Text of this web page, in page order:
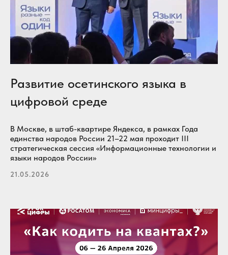
Развитие осетинского языка в
цифровой среде
В Москве, в штаб-квартире Яндекса, в рамках Года
единства народов России 21–22 мая проходит III
стратегическая сессия «Информационные технологии и
языки народов России»
21.05.2026